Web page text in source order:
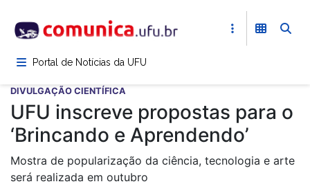
para
conteúdoPortal de Notícias da UFU
DIVULGAÇÃO CIENTÍFICA
UFU inscreve propostas para o
‘Brincando e Aprendendo’
Mostra de popularização da ciência, tecnologia e arte
será realizada em outubro